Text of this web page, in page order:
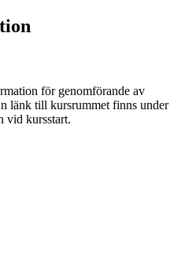
för genomförande av
länk till kursrummet finns under
vid kursstart.